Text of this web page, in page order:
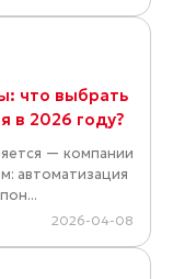
что выбрать
в 2026 году?
— компании
автоматизация
2026-04-08